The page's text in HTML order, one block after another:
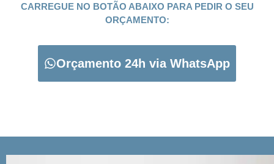
CARREGUE NO BOTÃO ABAIXO PARA PEDIR O SEU
ORÇAMENTO:
Orçamento 24h via WhatsApp